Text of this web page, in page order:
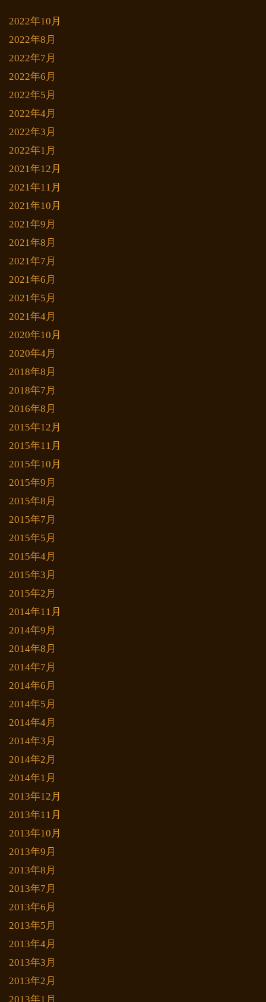
2022年10月
2022年8月
2022年7月
2022年6月
2022年5月
2022年4月
2022年3月
2022年1月
2021年12月
2021年11月
2021年10月
2021年9月
2021年8月
2021年7月
2021年6月
2021年5月
2021年4月
2020年10月
2020年4月
2018年8月
2018年7月
2016年8月
2015年12月
2015年11月
2015年10月
2015年9月
2015年8月
2015年7月
2015年5月
2015年4月
2015年3月
2015年2月
2014年11月
2014年9月
2014年8月
2014年7月
2014年6月
2014年5月
2014年4月
2014年3月
2014年2月
2014年1月
2013年12月
2013年11月
2013年10月
2013年9月
2013年8月
2013年7月
2013年6月
2013年5月
2013年4月
2013年3月
2013年2月
2013年1月